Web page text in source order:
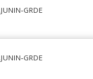
GRDE
GRDE